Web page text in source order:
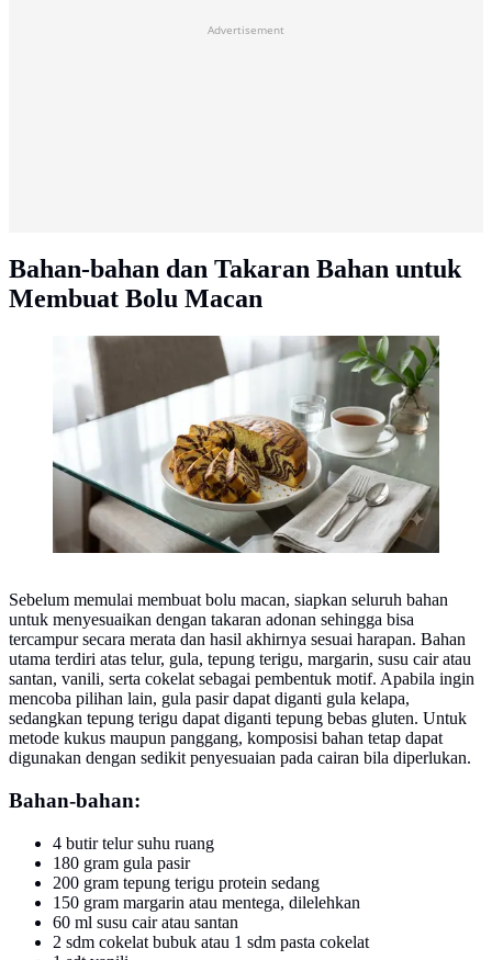
Advertisement
Bahan-bahan dan Takaran Bahan untuk
Membuat Bolu Macan
Bolu Macan (Image generated by AI)
Sebelum memulai membuat bolu macan, siapkan seluruh bahan
untuk menyesuaikan dengan takaran adonan sehingga bisa
tercampur secara merata dan hasil akhirnya sesuai harapan. Bahan
utama terdiri atas telur, gula, tepung terigu, margarin, susu cair atau
santan, vanili, serta cokelat sebagai pembentuk motif. Apabila ingin
mencoba pilihan lain, gula pasir dapat diganti gula kelapa,
sedangkan tepung terigu dapat diganti tepung bebas gluten. Untuk
metode kukus maupun panggang, komposisi bahan tetap dapat
digunakan dengan sedikit penyesuaian pada cairan bila diperlukan.
Bahan-bahan:
4 butir telur suhu ruang
180 gram gula pasir
200 gram tepung terigu protein sedang
150 gram margarin atau mentega, dilelehkan
60 ml susu cair atau santan
2 sdm cokelat bubuk atau 1 sdm pasta cokelat